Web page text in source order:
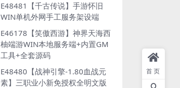
E48481【千古传说】手游怀旧
WIN单机外网手工服务架设端
E46178【笑傲西游】神界天海西
柚端游WIN本地服务端+内置GM
工具+全套源码
E48480【战神引擎-1.80血战元
素】三职业小新免授权全明文版
首页